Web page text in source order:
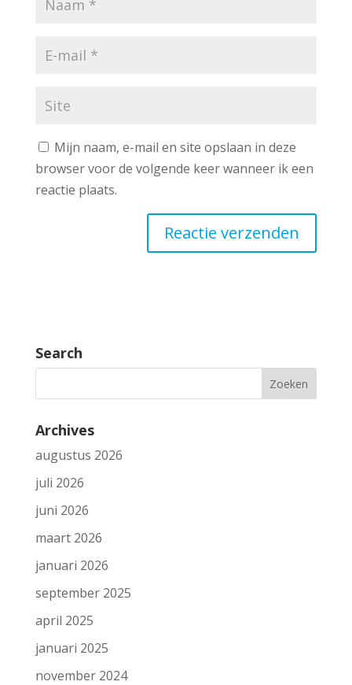
Mijn naam, e-mail en site opslaan in deze
browser voor de volgende keer wanneer ik een
reactie plaats.
Search
Archives
augustus 2026
juli 2026
juni 2026
maart 2026
januari 2026
september 2025
april 2025
januari 2025
november 2024